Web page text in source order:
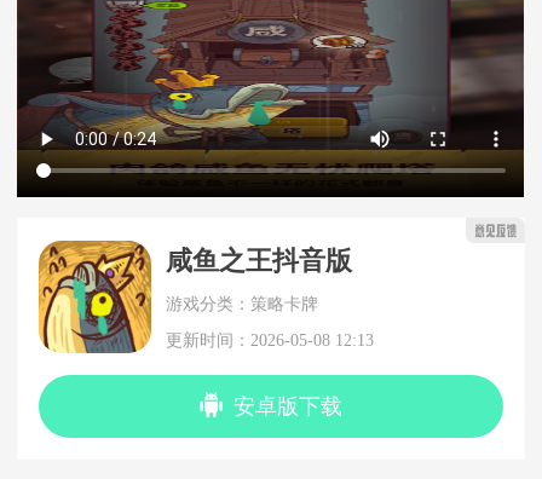
咸鱼之王抖音版
游戏分类：策略卡牌
更新时间：2026-05-08 12:13
安卓版下载